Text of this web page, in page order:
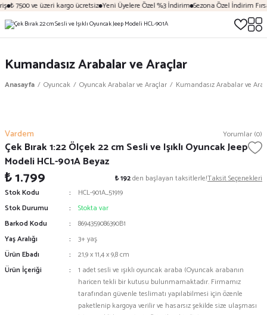
₺ 7500 ve üzeri kargo ücretsiz Yeni Üyelere Özel %3 İndirim Sezona Özel İndirim
Kumandasız Arabalar ve Araçlar
Anasayfa Oyuncak Oyuncak Arabalar ve Araçlar Kumandasız Arabalar ve
Vardem Yorumlar (0)
Çek Bırak 1:22 Ölçek 22 cm Sesli ve Işıklı Oyuncak Jeep
Modeli HCL-901A Beyaz
₺ 1.799 ₺ 192den başlayan taksitlerle!Taksit Seçenekleri
Stok Kodu
HCL-901A_51919
Stok Durumu
Stokta var
Barkod Kodu
8694359086390B1
Yaş Aralığı
3+ yaş
Ürün Ebadı
21,9 x 11,4 x 9,8 cm
Ürün İçeriği
1 adet sesli ve ışıklı oyuncak araba (Oyuncak arabanın
haricen tekli bir kutusu bulunmamaktadır. Firmamız
tarafından güvenle teslimatı yapılabilmesi için özenle
paketlenip kargoya verilir ve hasarsız şekilde size ulaşması